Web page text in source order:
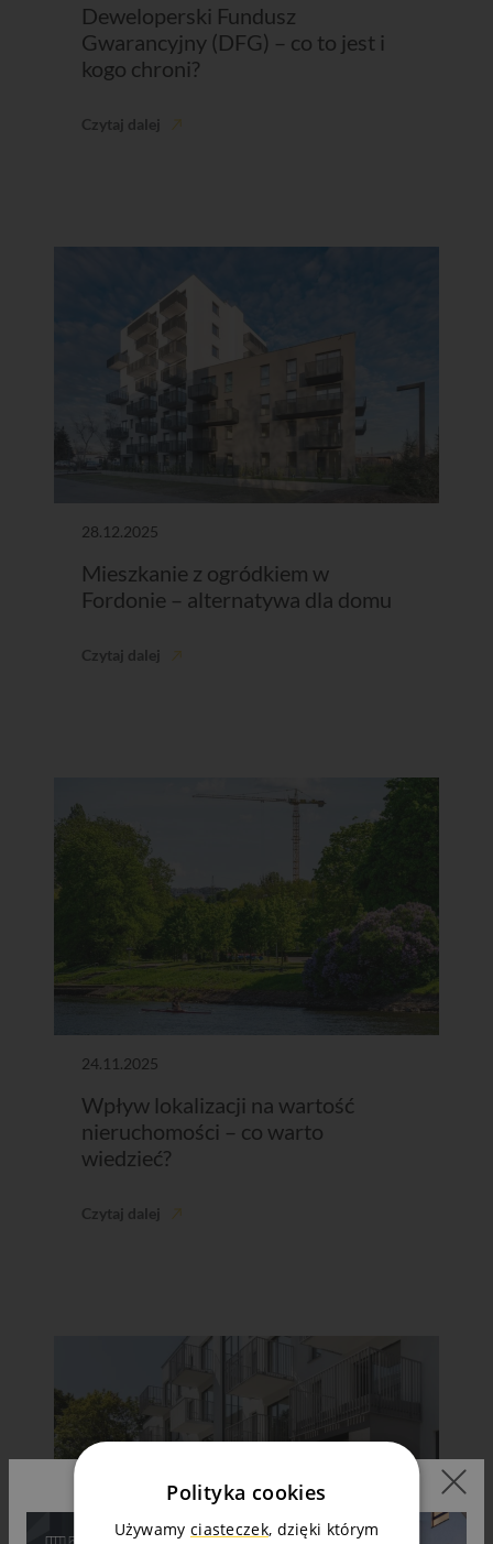
Deweloperski Fundusz
Gwarancyjny (DFG) – co to jest i
kogo chroni?
Czytaj dalej
28.12.2025
Mieszkanie z ogródkiem w
Fordonie – alternatywa dla domu
Czytaj dalej
24.11.2025
Wpływ lokalizacji na wartość
nieruchomości – co warto
wiedzieć?
Czytaj dalej
Polityka cookies
Używamy ciasteczek, dzięki którym